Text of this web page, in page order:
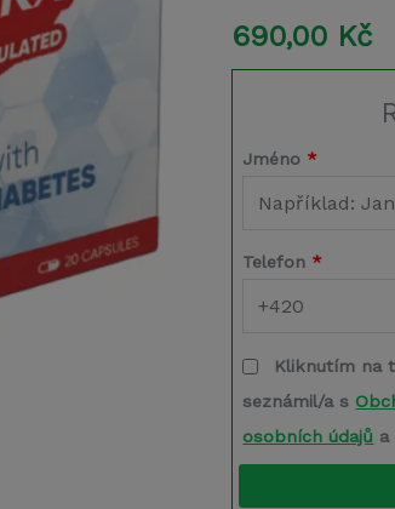
690,00 Kč
Jméno *
Telefon *
Kliknutím na
seznámil/a s
osobních údajů a